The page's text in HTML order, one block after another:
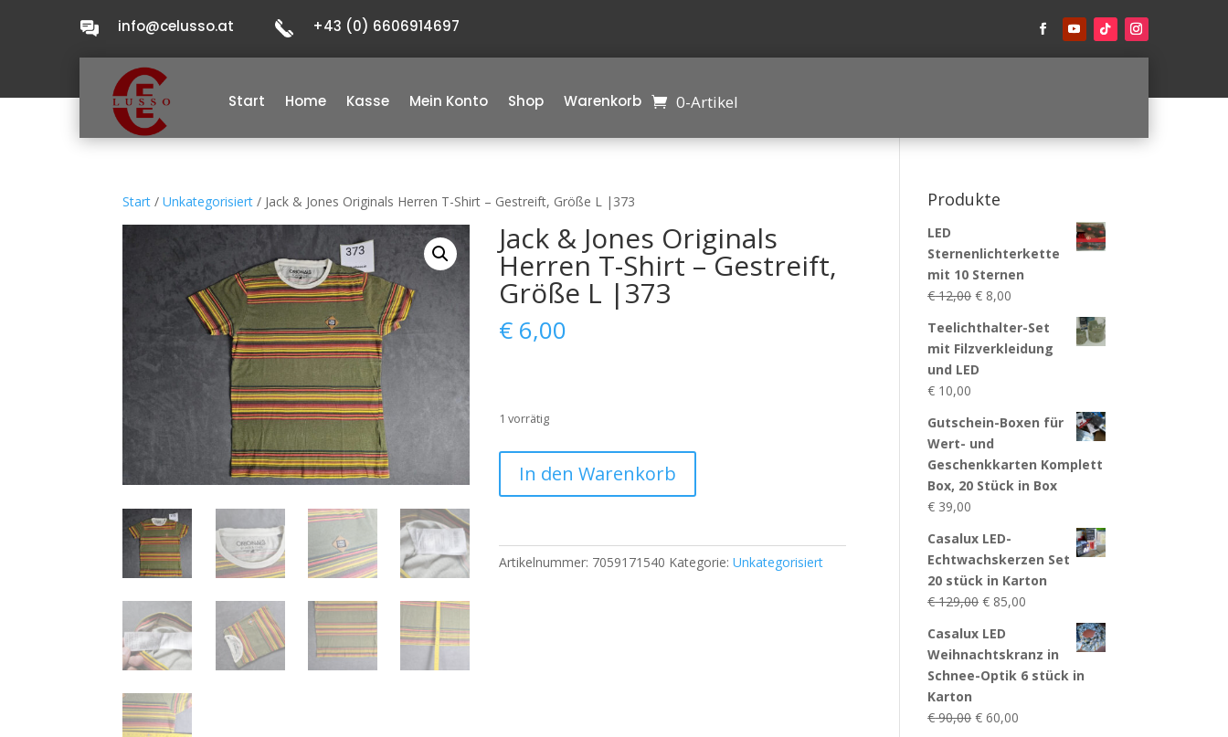
info@celusso.at +43 (0) 6606914697
Start Home Kasse Mein Konto Shop Warenkorb 0-Artikel
Start /Unkategorisiert / Jack & Jones Originals Herren T-Shirt – Gestreift, Größe L |373
Jack & Jones Originals
Herren T-Shirt – Gestreift,
Größe L |373
€ 6,00
1 vorrätig
Herren
T-
In den Warenkorb
Artikelnummer: 7059171540 Kategorie:Unkategorisiert
Produkte
LED
Sternenlichterkette
mit 10 Sternen
€12,00 Ursprünglicher
war:
€ 12,00
€ 8,00
ist:
€ 8,00.
Teelichthalter-Set
mit Filzverkleidung
und LED
€ 10,00
Gutschein-Boxen für
Wert- und
Geschenkkarten Komplett
Box, 20 Stück in Box
€ 39,00
Casalux LED-
Echtwachskerzen Set
20 stück in Karton
€129,00 Ursprünglicher
war:
€ 129,00
€ 85,00
€ 85,00.
Casalux LED
Weihnachtskranz in
Schnee-Optik 6 stück in
Karton
€90,00 Ursprünglicher
€ 60,00